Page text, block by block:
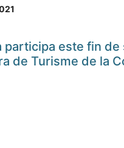
participa este fin de
de Turisme de la